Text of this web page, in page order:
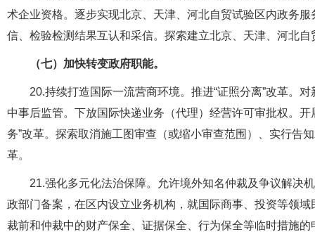
术企业资格。逐步实现北京、天津、河北自贸试验区内政务
信、检验检测结果互认和采信。探索建立北京、天津、河北
（七）加快转变政府职能。
20.持续打造国际一流营商环境。推进“证照分离”改革。
中事后监管。下放国际快递业务（代理）经营许可审批权。
务”改革。探索取消施工图审查（或缩小审查范围）、实行告
革。
21.强化多元化法治保障。允许境外知名仲裁及争议解决
政部门备案，在区内设立业务机构，就国际商事、投资等领
裁前和仲裁中的财产保全、证据保全、行为保全等临时措施